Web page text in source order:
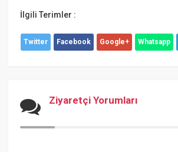
İlgili Terimler :
Twitter Facebook Google+ Whatsapp
Ziyaretçi Yorumları